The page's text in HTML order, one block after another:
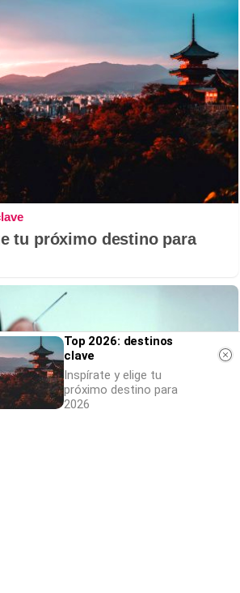
tu próximo destino para
Top 2026: destinos
clave
Inspírate y elige tu
próximo destino para
2026